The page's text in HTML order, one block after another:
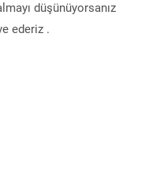
düşünüyorsanız
ederiz .